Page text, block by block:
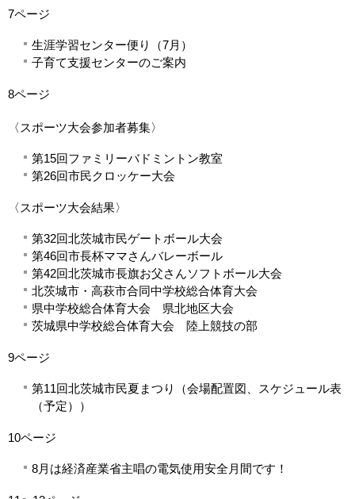
7ページ
生涯学習センター便り（7月）
子育て支援センターのご案内
8ページ
〈スポーツ大会参加者募集〉
第15回ファミリーバドミントン教室
第26回市民クロッケー大会
〈スポーツ大会結果〉
第32回北茨城市民ゲートボール大会
第46回市長杯ママさんバレーボール
第42回北茨城市長旗お父さんソフトボール大会
北茨城市・高萩市合同中学校総合体育大会
県中学校総合体育大会 県北地区大会
茨城県中学校総合体育大会 陸上競技の部
9ページ
第11回北茨城市民夏まつり（会場配置図、スケジュール表
（予定））
10ページ
8月は経済産業省主唱の電気使用安全月間です！